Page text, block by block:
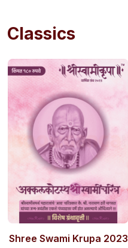
Classics
Shree Swami Krupa 2023